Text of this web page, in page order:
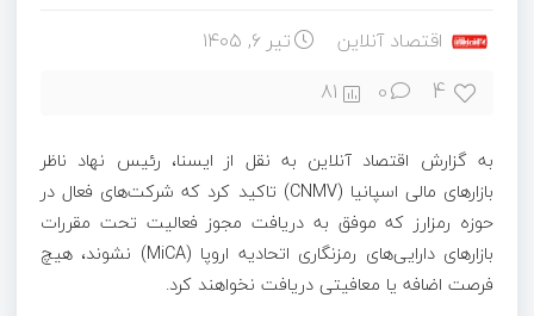
اقتصاد آنلاین تیر ۶, ۱۴۰۵
4
0
81
به گزارش اقتصاد آنلاین به نقل از ایسنا، رئیس نهاد ناظر
بازارهای مالی اسپانیا (CNMV) تاکید کرد که شرکت‌های فعال در
حوزه رمزارز که موفق به دریافت مجوز فعالیت تحت مقررات
بازارهای دارایی‌های رمزنگاری اتحادیه اروپا (MiCA) نشوند، هیچ
فرصت اضافه یا معافیتی دریافت نخواهند کرد.